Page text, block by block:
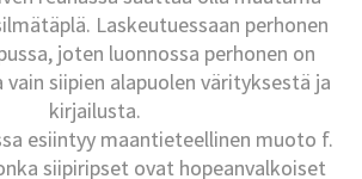
Laskeutuessaan perhonen
joten luonnossa perhonen on
siipien alapuolen värityksestä ja
kirjailusta.
esiintyy maantieteellinen muoto f.
siipiripset ovat hopeanvalkoiset